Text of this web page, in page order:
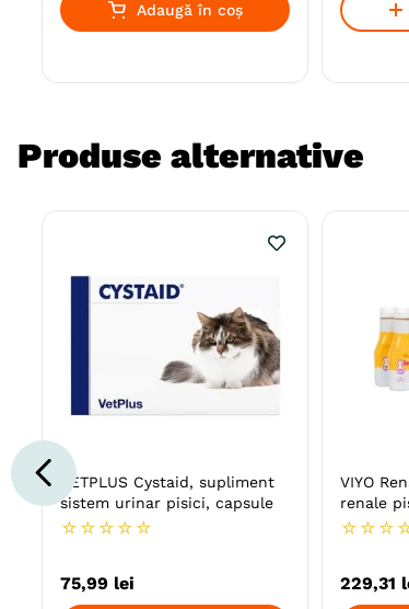
Adaugă în coș
Produse alternative
VETPLUS Cystaid, supliment
sistem urinar pisici, capsule
☆ ☆ ☆ ☆ ☆
75,99 lei
VIYO
renale
☆ ☆ ☆
229,31